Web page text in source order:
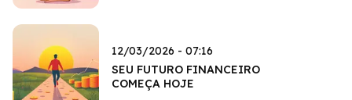
12/03/2026 - 07:16
SEU FUTURO FINANCEIRO
COMEÇA HOJE